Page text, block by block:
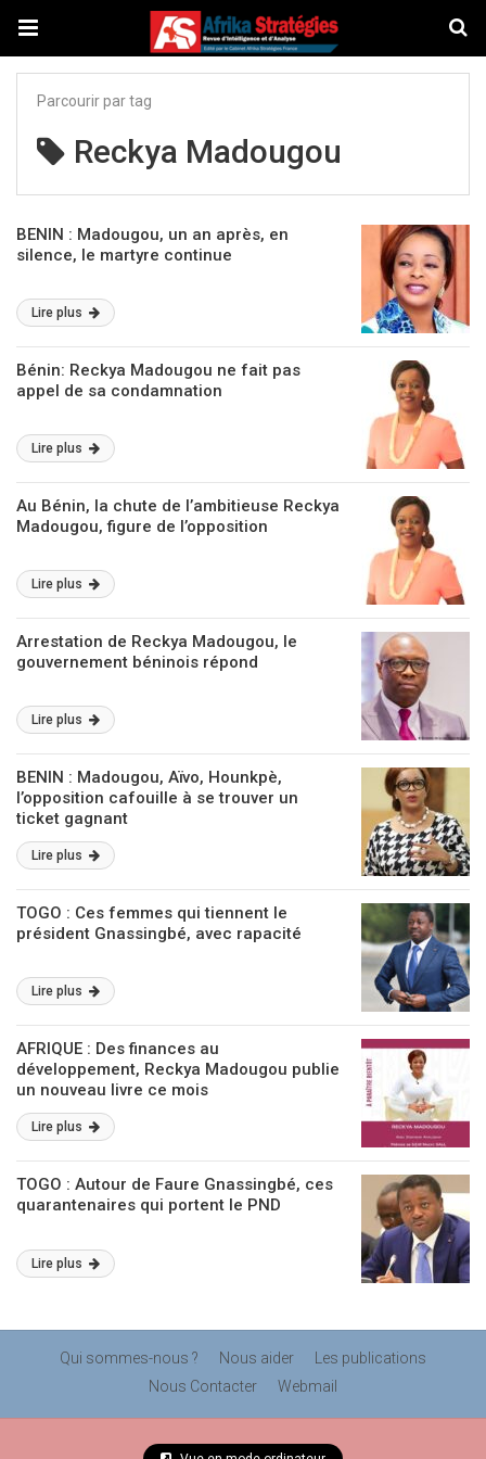
Parcourir par tag
Reckya Madougou
BENIN : Madougou, un an après, en
silence, le martyre continue
Lire plus
Bénin: Reckya Madougou ne fait pas
appel de sa condamnation
Lire plus
Au Bénin, la chute de l’ambitieuse Reckya
Madougou, figure de l’opposition
Lire plus
Arrestation de Reckya Madougou, le
gouvernement béninois répond
Lire plus
BENIN : Madougou, Aïvo, Hounkpè,
l’opposition cafouille à se trouver un
ticket gagnant
Lire plus
TOGO : Ces femmes qui tiennent le
président Gnassingbé, avec rapacité
Lire plus
AFRIQUE : Des finances au
développement, Reckya Madougou publie
un nouveau livre ce mois
Lire plus
TOGO : Autour de Faure Gnassingbé, ces
quarantenaires qui portent le PND
Lire plus
Qui sommes-nous ? Nous aider
Les publications
Nous Contacter
Webmail